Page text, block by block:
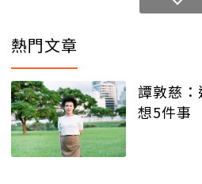
熱門文章
譚敦慈
想5件事